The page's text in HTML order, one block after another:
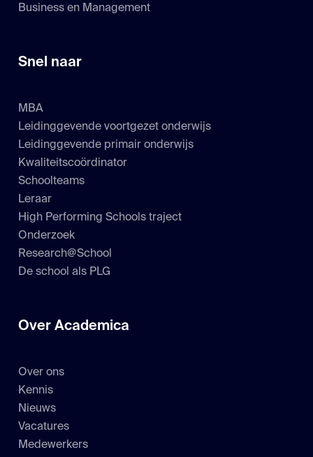
Business en Management
Snel naar
MBA
Leidinggevende voortgezet onderwijs
Leidinggevende primair onderwijs
Kwaliteitscoördinator
Schoolteams
Leraar
High Performing Schools traject
Onderzoek
Research@School
De school als PLG
Over Academica
Over ons
Kennis
Nieuws
Vacatures
Medewerkers